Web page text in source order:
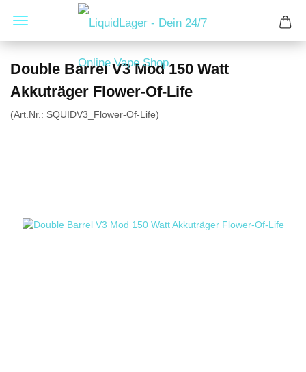
Double Barrel V3 Mod 150 Watt
Akkuträger Flower-Of-Life
(Art.Nr.: SQUIDV3_Flower-Of-Life)